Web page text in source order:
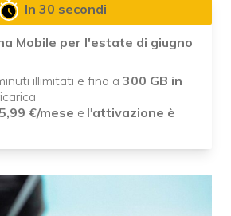
In 30 secondi
Mobile per l'estate di giugno
illimitati e fino a 300 GB in
€/mese e l'attivazione è